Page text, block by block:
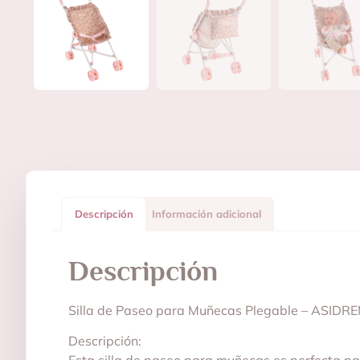
Descripción Información adicional
Descripción
Silla de Paseo para Muñecas Plegable –
Descripción: